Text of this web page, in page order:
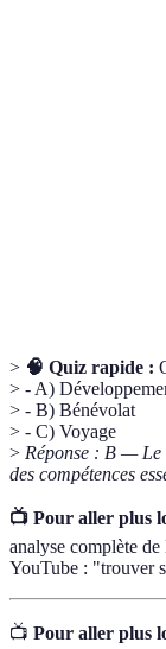
> 🧠 Quiz rapide :
> - A)
> - B) Bénévolat
> - C) Voyage
> Réponse : B — Le
des compétences
📺 Pour aller plus
analyse complète
YouTube : "trouver
📺 Pour aller plus